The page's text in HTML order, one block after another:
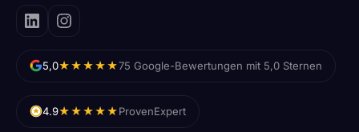
5,0★★★★★75 Google-Bewertungen mit 5,0 Sternen
4.9★★★★★ProvenExpert